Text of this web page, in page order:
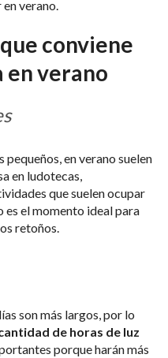
verano.
conviene
en verano
pequeños, en verano suelen
en ludotecas,
que suelen ocupar
es el momento ideal para
retoños.
son más largos, por lo
de horas de luz
porque harán más